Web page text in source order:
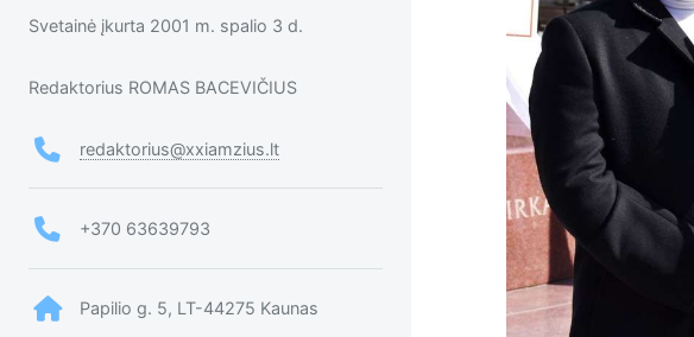
Svetainė įkurta 2001 m. spalio 3 d.
Redaktorius ROMAS BACEVIČIUS
redaktorius@xxiamzius.lt
+370 63639793
Papilio g. 5, LT-44275 Kaunas